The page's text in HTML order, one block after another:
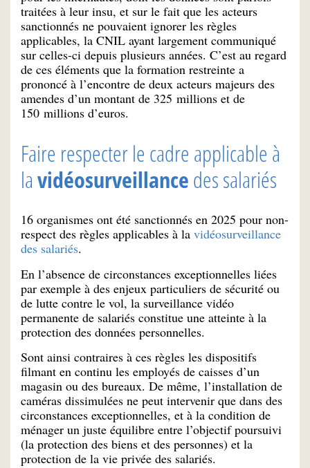
traitées à leur insu, et sur le fait que les acteurs
sanctionnés ne pouvaient ignorer les règles
applicables, la CNIL ayant largement communiqué
sur celles-ci depuis plusieurs années. C’est au regard
de ces éléments que la formation restreinte a
prononcé à l’encontre de deux acteurs majeurs des
amendes d’un montant de 325 millions et de
150 millions d’euros.
Faire respecter le cadre applicable à
lavidéosurveillancedes salariés
16 organismes ont été sanctionnés en 2025 pour non-
respect des règles applicables à la vidéosurveillance
des salariés.
En l’absence de circonstances exceptionnelles liées
par exemple à des enjeux particuliers de sécurité ou
de lutte contre le vol, la surveillance vidéo
permanente de salariés constitue une atteinte à la
protection des données personnelles.
Sont ainsi contraires à ces règles les dispositifs
filmant en continu les employés de caisses d’un
magasin ou des bureaux. De même, l’installation de
caméras dissimulées ne peut intervenir que dans des
circonstances exceptionnelles, et à la condition de
ménager un juste équilibre entre l’objectif poursuivi
(la protection des biens et des personnes) et la
protection de la vie privée des salariés.